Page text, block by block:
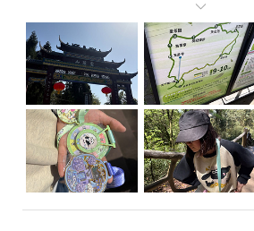
负责，让我们上车了，倒是来回折腾，到了
顶山提前规划限流方案，然后提前通知到各
可以提前规划好，不然都堵在山下调头也很
壶广场出发，一路都有指示牌很清晰，就是
多，价格也不太贵，都能接受，从凌云台过
坡，个人觉得茶花园到天仙池最陡感觉挺远
离都不太长了，整体来说还算友好。 主要
也能冲，上山爬上去，下山缆车，成都周边
全程耗时：2h53min（含拍照玩树冠漫步和
时） ✅ 出行准备：舒适运动鞋+补水+防晒
绳 ✅ 隐藏福利：集章兑换超可爱纪念章，狗
漫步b线很简单，只有一条滑索，想挑战自
